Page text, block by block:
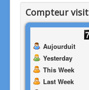
Compteur
Aujourduit
Yesterday
This Week
Last Week